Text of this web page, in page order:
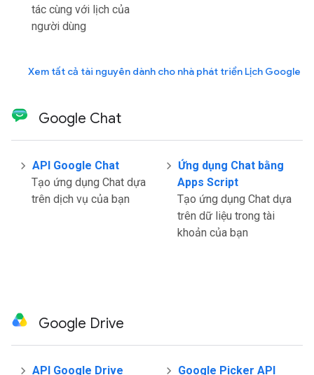
tác cùng với lịch của
người dùng
Xem tất cả tài nguyên dành cho nhà phát triển Lịch Google
Google Chat
API Google Chat
Tạo ứng dụng Chat dựa
trên dịch vụ của bạn
Ứng dụng Chat bằng
Apps Script
Tạo ứng dụng Chat dựa
trên dữ liệu trong tài
khoản của bạn
Google Drive
API Google Drive
Google Picker API